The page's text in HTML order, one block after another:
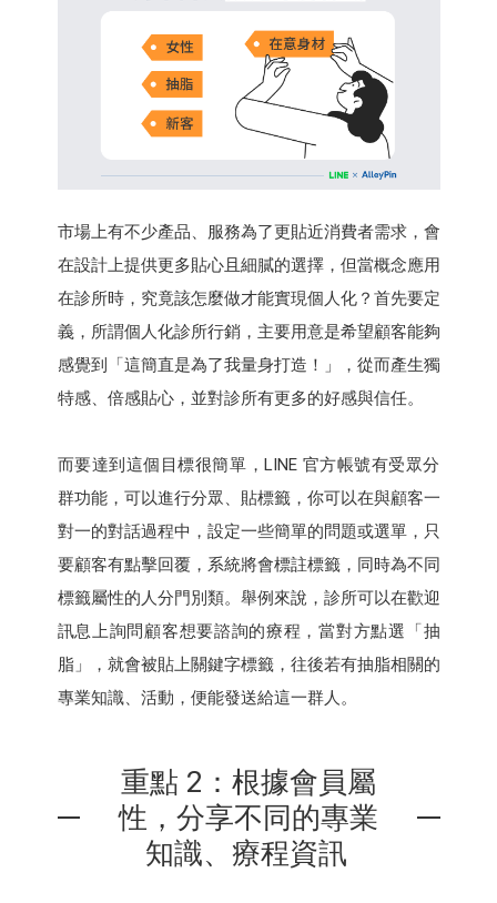
市場上有不少產品、服務為了更貼近消費者需求，會
在設計上提供更多貼心且細膩的選擇，但當概念應用
在診所時，究竟該怎麼做才能實現個人化？首先要定
義，所謂個人化診所行銷，主要用意是希望顧客能夠
感覺到「這簡直是為了我量身打造！」，從而產生獨
特感、倍感貼心，並對診所有更多的好感與信任。
而要達到這個目標很簡單，LINE 官方帳號有受眾分
群功能，可以進行分眾、貼標籤，你可以在與顧客一
對一的對話過程中，設定一些簡單的問題或選單，只
要顧客有點擊回覆，系統將會標註標籤，同時為不同
標籤屬性的人分門別類。舉例來說，診所可以在歡迎
訊息上詢問顧客想要諮詢的療程，當對方點選「抽
脂」，就會被貼上關鍵字標籤，往後若有抽脂相關的
專業知識、活動，便能發送給這一群人。
重點 2：根據會員屬
性，分享不同的專業
知識、療程資訊